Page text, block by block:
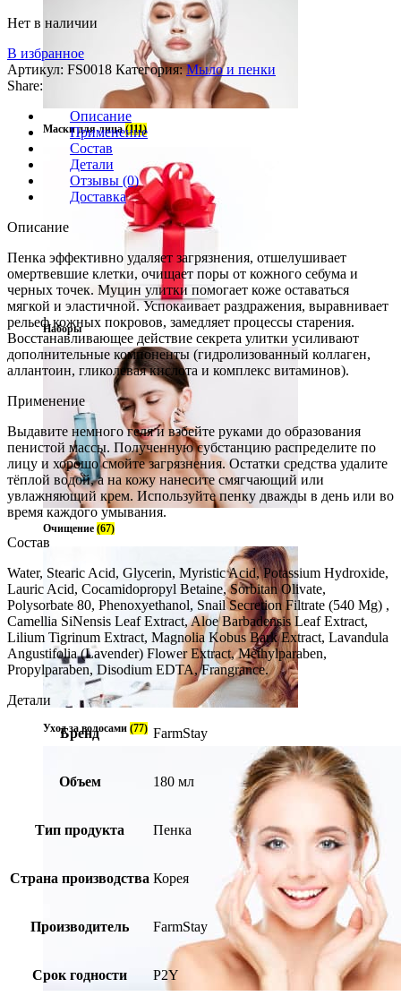
Маски для лица(111)
Наборы
Очищение (67)
Уход за волосами (77)
Нет в наличии
В избранное
Артикул: FS0018 Категория: Мыло и пенки
Share:
Описание
Применение
Состав
Детали
Отзывы (0)
Доставка
Описание
Пенка эффективно удаляет загрязнения, отшелушивает
омертвевшие клетки, очищает поры от кожного себума и
черных точек. Муцин улитки помогает коже оставаться
мягкой и эластичной. Успокаивает раздражения, выравнивает
рельеф кожных покровов, замедляет процессы старения.
Восстанавливающее действие секрета улитки усиливают
дополнительные компоненты (гидролизованный коллаген,
аллантоин, гликолевая кислота и комплекс витаминов).
Применение
Выдавите немного геля и взбейте руками до образования
пенистой массы. Полученную субстанцию распределите по
лицу и хорошо смойте загрязнения. Остатки средства удалите
тёплой водой, а на кожу нанесите смягчающий или
увлажняющий крем. Используйте пенку дважды в день или во
время каждого умывания.
Состав
Water, Stearic Acid, Glycerin, Myristic Acid, Potassium Hydroxide,
Lauric Acid, Cocamidopropyl Betaine, Sorbitan Olivate,
Polysorbate 80, Phenoxyethanol, Snail Secretion Filtrate (540 Mg) ,
Camellia SiNensis Leaf Extract, Aloe Barbadensis Leaf Extract,
Lilium Tigrinum Extract, Magnolia Kobus Bark Extract, Lavandula
Angustifolia (Lavender) Flower Extract, Methylparaben,
Propylparaben, Disodium EDTA, Frangrance.
Детали
Бренд FarmStay
Объем 180 мл
Тип продукта Пенка
Страна производства Корея
Производитель FarmStay
Срок годности P2Y